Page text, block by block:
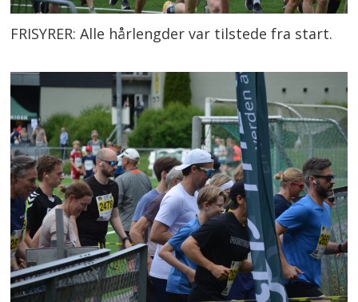
FRISYRER: Alle hårlengder var tilstede fra start.